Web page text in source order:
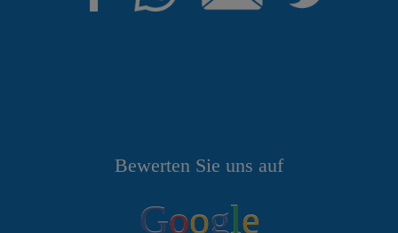
Bewerten Sie uns auf
Google